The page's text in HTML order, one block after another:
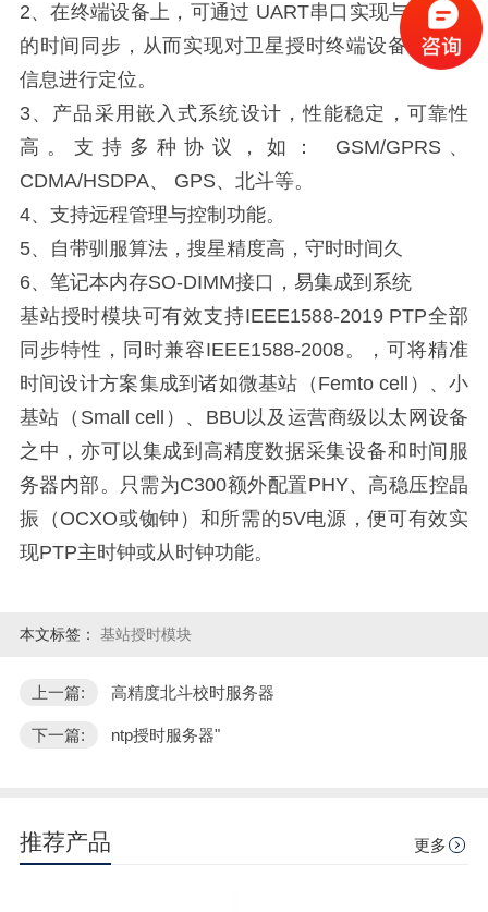
2、在终端设备上，可通过 UART串口实现与上位机
的时间同步，从而实现对卫星授时终端设备的时间
信息进行定位。
3、产品采用嵌入式系统设计，性能稳定，可靠性
高。支持多种协议，如： GSM/GPRS、
CDMA/HSDPA、 GPS、北斗等。
4、支持远程管理与控制功能。
5、自带驯服算法，搜星精度高，守时时间久
6、笔记本内存SO-DIMM接口，易集成到系统
基站授时模块可有效支持IEEE1588-2019 PTP全部
同步特性，同时兼容IEEE1588-2008。，可将精准
时间设计方案集成到诸如微基站（Femto cell）、小
基站（Small cell）、BBU以及运营商级以太网设备
之中，亦可以集成到高精度数据采集设备和时间服
务器内部。只需为C300额外配置PHY、高稳压控晶
振（OCXO或铷钟）和所需的5V电源，便可有效实
现PTP主时钟或从时钟功能。
本文标签： 基站授时模块
上一篇: 高精度北斗校时服务器
下一篇: ntp授时服务器"
推荐产品 更多